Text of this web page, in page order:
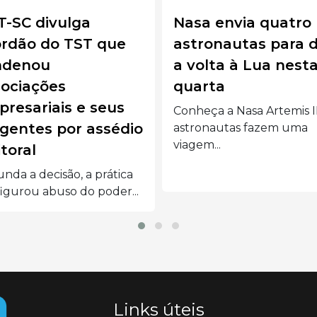
envia quatro
para dar
à Lua nesta
a Nasa Artemis II:
fazem uma
Jovem morre um
após o próprio
casamento em
morte do jovem, que havia
subido ao altar no...
Links úteis